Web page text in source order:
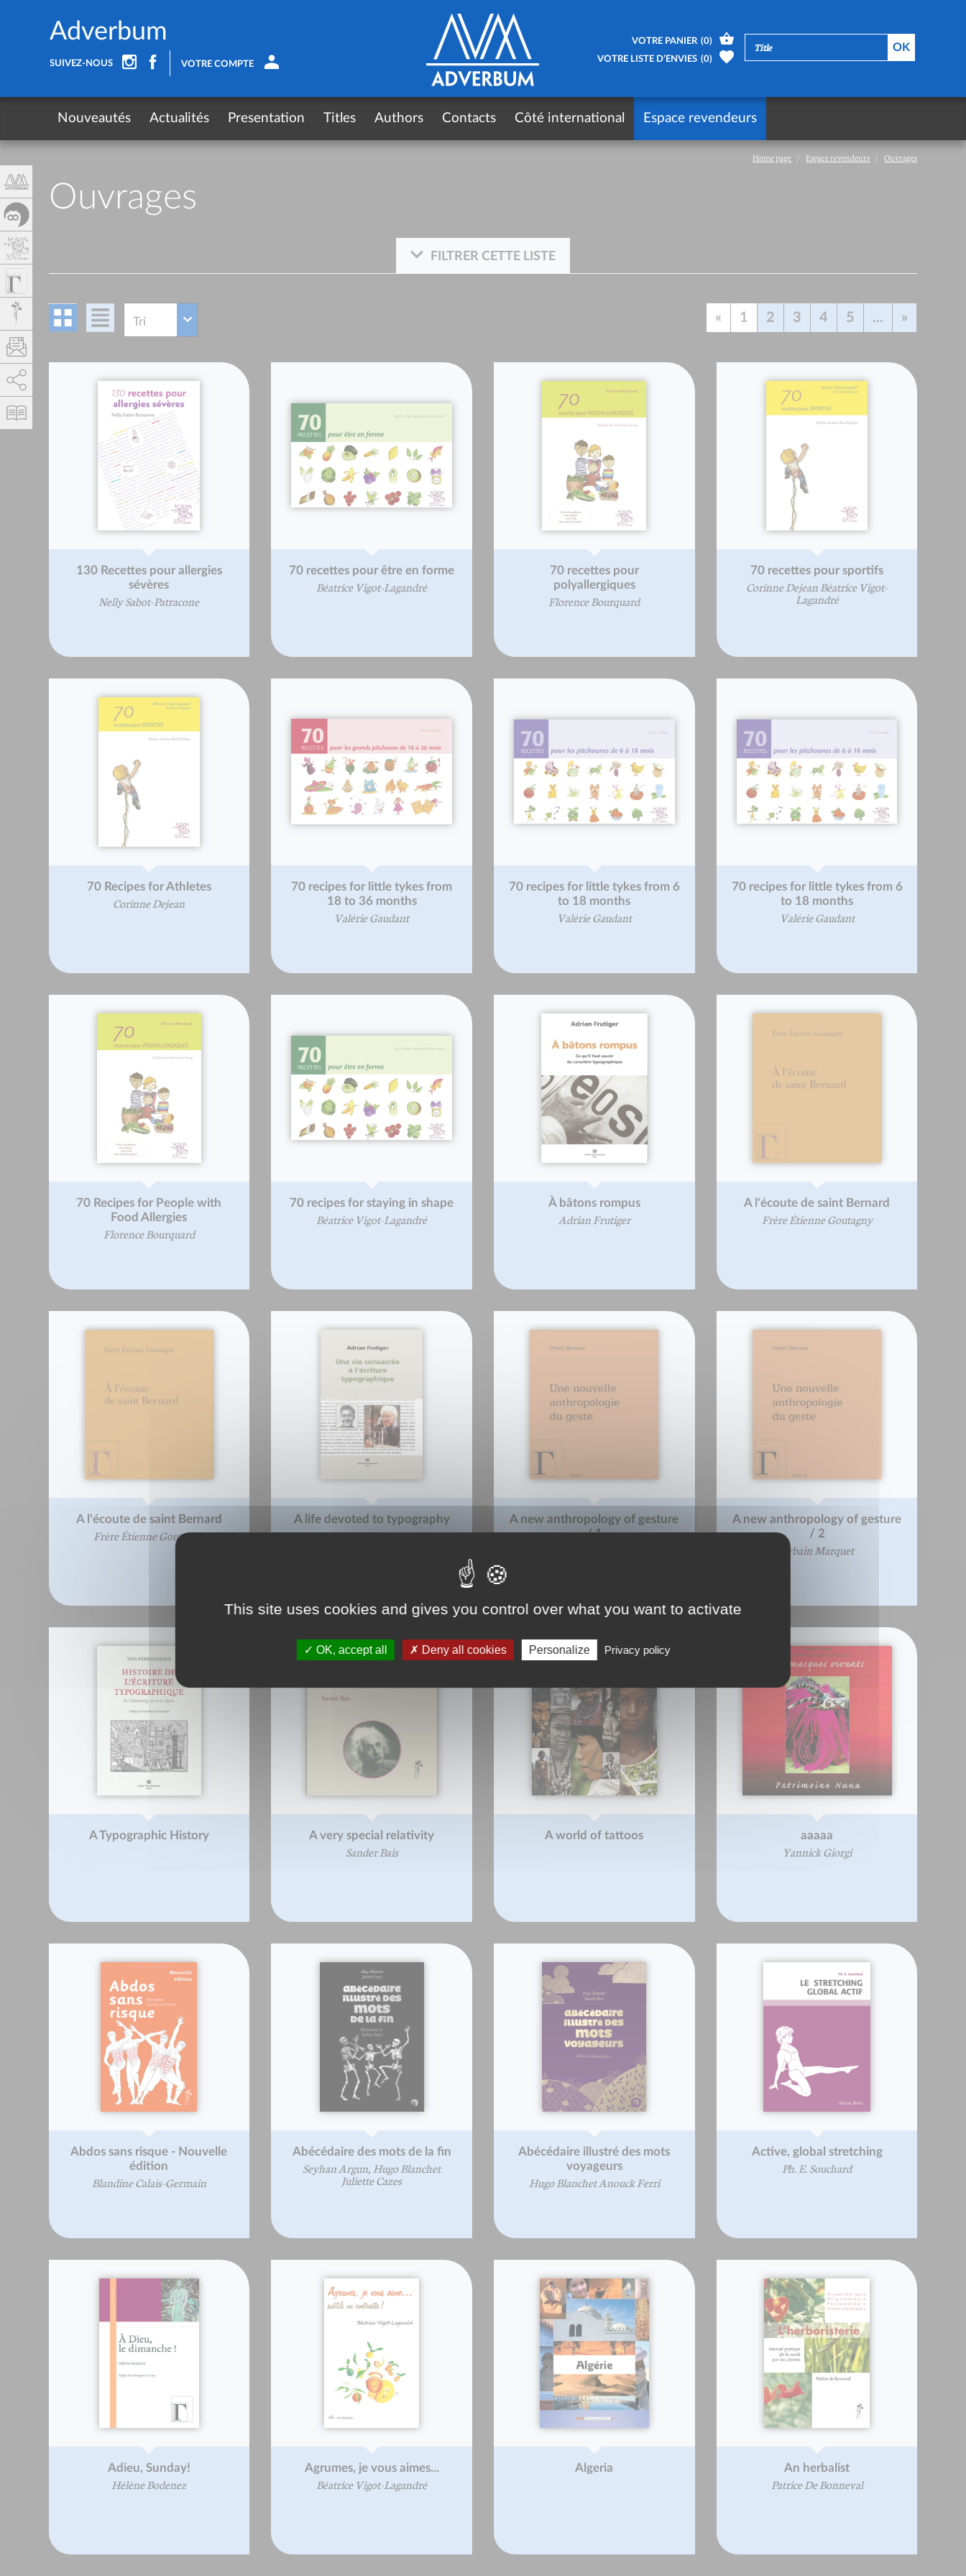
Home page Espace revendeurs Ouvrages
Ouvrages
FILTRER CETTE LISTE
« 1 2 3 4 5 ... »
130 Recettes pour allergies
sévères
Nelly Sabot-Patracone
70 recettes pour être en forme
Béatrice Vigot-Lagandré
70 recettes pour
polyallergiques
Florence Bourquard
70 recettes pour sportifs
Corinne Dejean Béatrice Vigot-
Lagandré
70 Recipes for Athletes
Corinne Dejean
70 recipes for little tykes from
18 to 36 months
Valérie Gaudant
70 recipes for little tykes from 6
to 18 months
Valérie Gaudant
70 recipes for little tykes from 6
to 18 months
Valérie Gaudant
70 Recipes for People with
Food Allergies
Florence Bourquard
70 recipes for staying in shape
Béatrice Vigot-Lagandré
À bâtons rompus
Adrian Frutiger
A l'écoute de saint Bernard
Frère Étienne Goutagny
A l'écoute de saint Bernard
Frère Étienne Goutagny
A life devoted to typography
Adrian Frutiger
A new anthropology of gesture
/ 1
A new anthropology of gesture
/ 2
Urbain Marquet
A Typographic History A very special relativity
Sander Bais
A world of tattoos aaaaa
Yannick Giorgi
Abdos sans risque - Nouvelle
édition
Blandine Calais-Germain
Abécédaire des mots de la fin
Seyhan Argun, Hugo Blanchet
Juliette Cazes
Abécédaire illustré des mots
voyageurs
Hugo Blanchet Anouck Ferri
Active, global stretching
Ph. E. Souchard
Adieu, Sunday!
Hélène Bodenez
Agrumes, je vous aimes...
Béatrice Vigot-Lagandré
Algeria An herbalist
Patrice De Bonneval
Adverbum
SUIVEZ-NOUS VOTRE COMPTE
VOTRE PANIER (0)
VOTRE LISTE D’ENVIES (0)
Nouveautés Actualités Presentation Titles Authors Contacts Côté international Espace revendeurs
This site uses cookies and gives you control over what you want to activate
OK, accept all Deny all cookies Personalize Privacy policy